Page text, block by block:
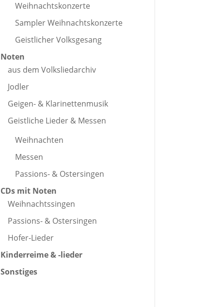
Weihnachtskonzerte
Sampler Weihnachtskonzerte
Geistlicher Volksgesang
Noten
aus dem Volksliedarchiv
Jodler
Geigen- & Klarinettenmusik
Geistliche Lieder & Messen
Weihnachten
Messen
Passions- & Ostersingen
CDs mit Noten
Weihnachtssingen
Passions- & Ostersingen
Hofer-Lieder
Kinderreime & -lieder
Sonstiges